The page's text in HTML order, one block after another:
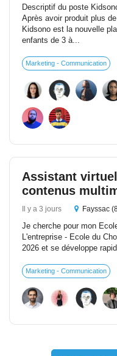
Descriptif du poste
Après avoir produit plus
Kidsono est la nouvelle
enfants de 3 à...
Marketing - Communication
Assistant
contenus
Il y a 3 jours Fayssac
Je cherche pour mon
L'entreprise - Ecole du
2026 et se développe
Marketing - Communication